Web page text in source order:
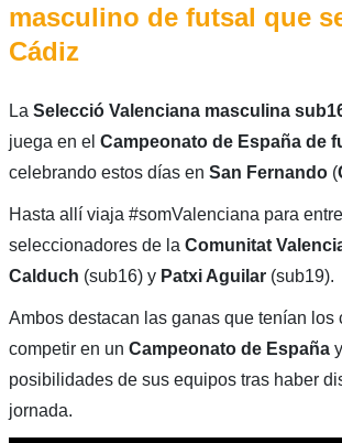
masculino de futsal que
Cádiz
La Selecció Valenciana masculina
juega en el Campeonato de España de
celebrando estos días en San Fernando (
Hasta allí viaja #somValenciana para
seleccionadores de la Comunitat
Calduch (sub16) yPatxi Aguilar (sub19).
Ambos destacan las ganas que tenían los
competir en un Campeonato de Españay
posibilidades de sus equipos tras haber
jornada.